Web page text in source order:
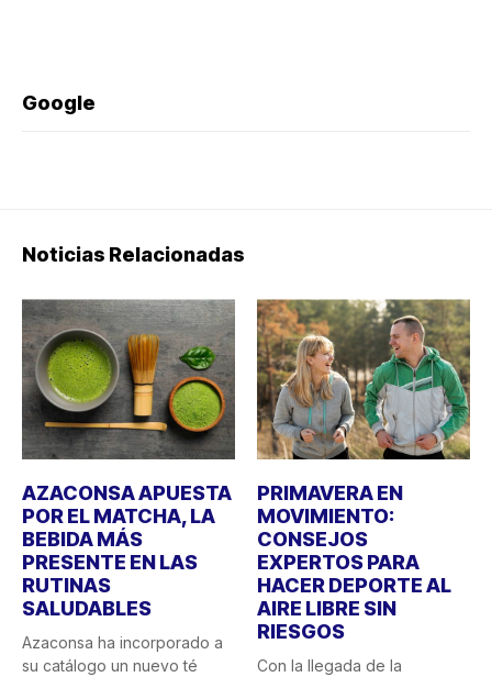
Google
Noticias Relacionadas
AZACONSA APUESTA
POR EL MATCHA, LA
BEBIDA MÁS
PRESENTE EN LAS
RUTINAS
SALUDABLES
Azaconsa ha incorporado a
su catálogo un nuevo té
PRIMAVERA EN
MOVIMIENTO:
CONSEJOS
EXPERTOS PARA
HACER DEPORTE AL
AIRE LIBRE SIN
RIESGOS
Con la llegada de la